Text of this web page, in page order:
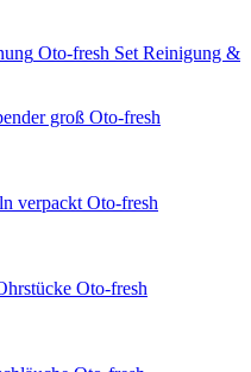
Oto-fresh Set Reinigung &
Oto-fresh
Oto-fresh
Oto-fresh